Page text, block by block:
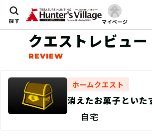
探す マイページ
クエストレビュー
ホームクエスト
消えたお菓子といた
トキ大捜索！
自宅